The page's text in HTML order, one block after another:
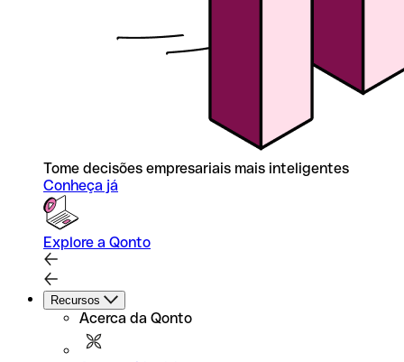
Tome decisões empresariais mais inteligentes
Conheça já
Explore a Qonto
Recursos
Acerca da Qonto